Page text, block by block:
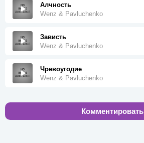
Алчность
Wenz & Pavluchenko
Зависть
Wenz & Pavluchenko
Чревоугодие
Wenz & Pavluchenko
Комментировать